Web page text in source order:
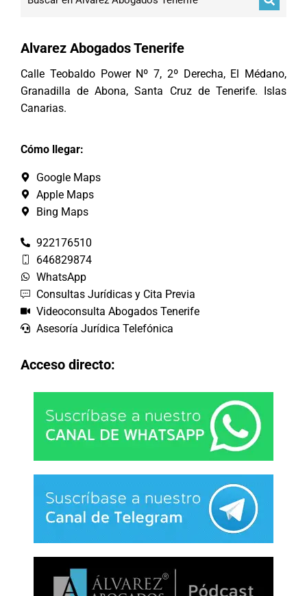
Alvarez Abogados Tenerife
Calle Teobaldo Power Nº 7, 2º Derecha, El Médano,
Granadilla de Abona, Santa Cruz de Tenerife. Islas
Canarias.
Cómo llegar:
Google Maps
Apple Maps
Bing Maps
922176510
646829874
WhatsApp
Consultas Jurídicas y Cita Previa
Videoconsulta Abogados Tenerife
Asesoría Jurídica Telefónica
Acceso directo: